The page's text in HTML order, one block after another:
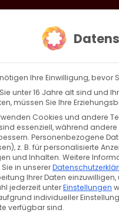
Ihre Einwilligung, bevor
unter 16 Jahre alt sind und
müssen Sie Ihre
Cookies und andere
essenziell, während
Personenbezogene
z. B. für personalisierte
und Inhalten. Weitere
in unserer
Ihrer Daten
jederzeit unterEinstellungen
individueller
verfügbar sind.